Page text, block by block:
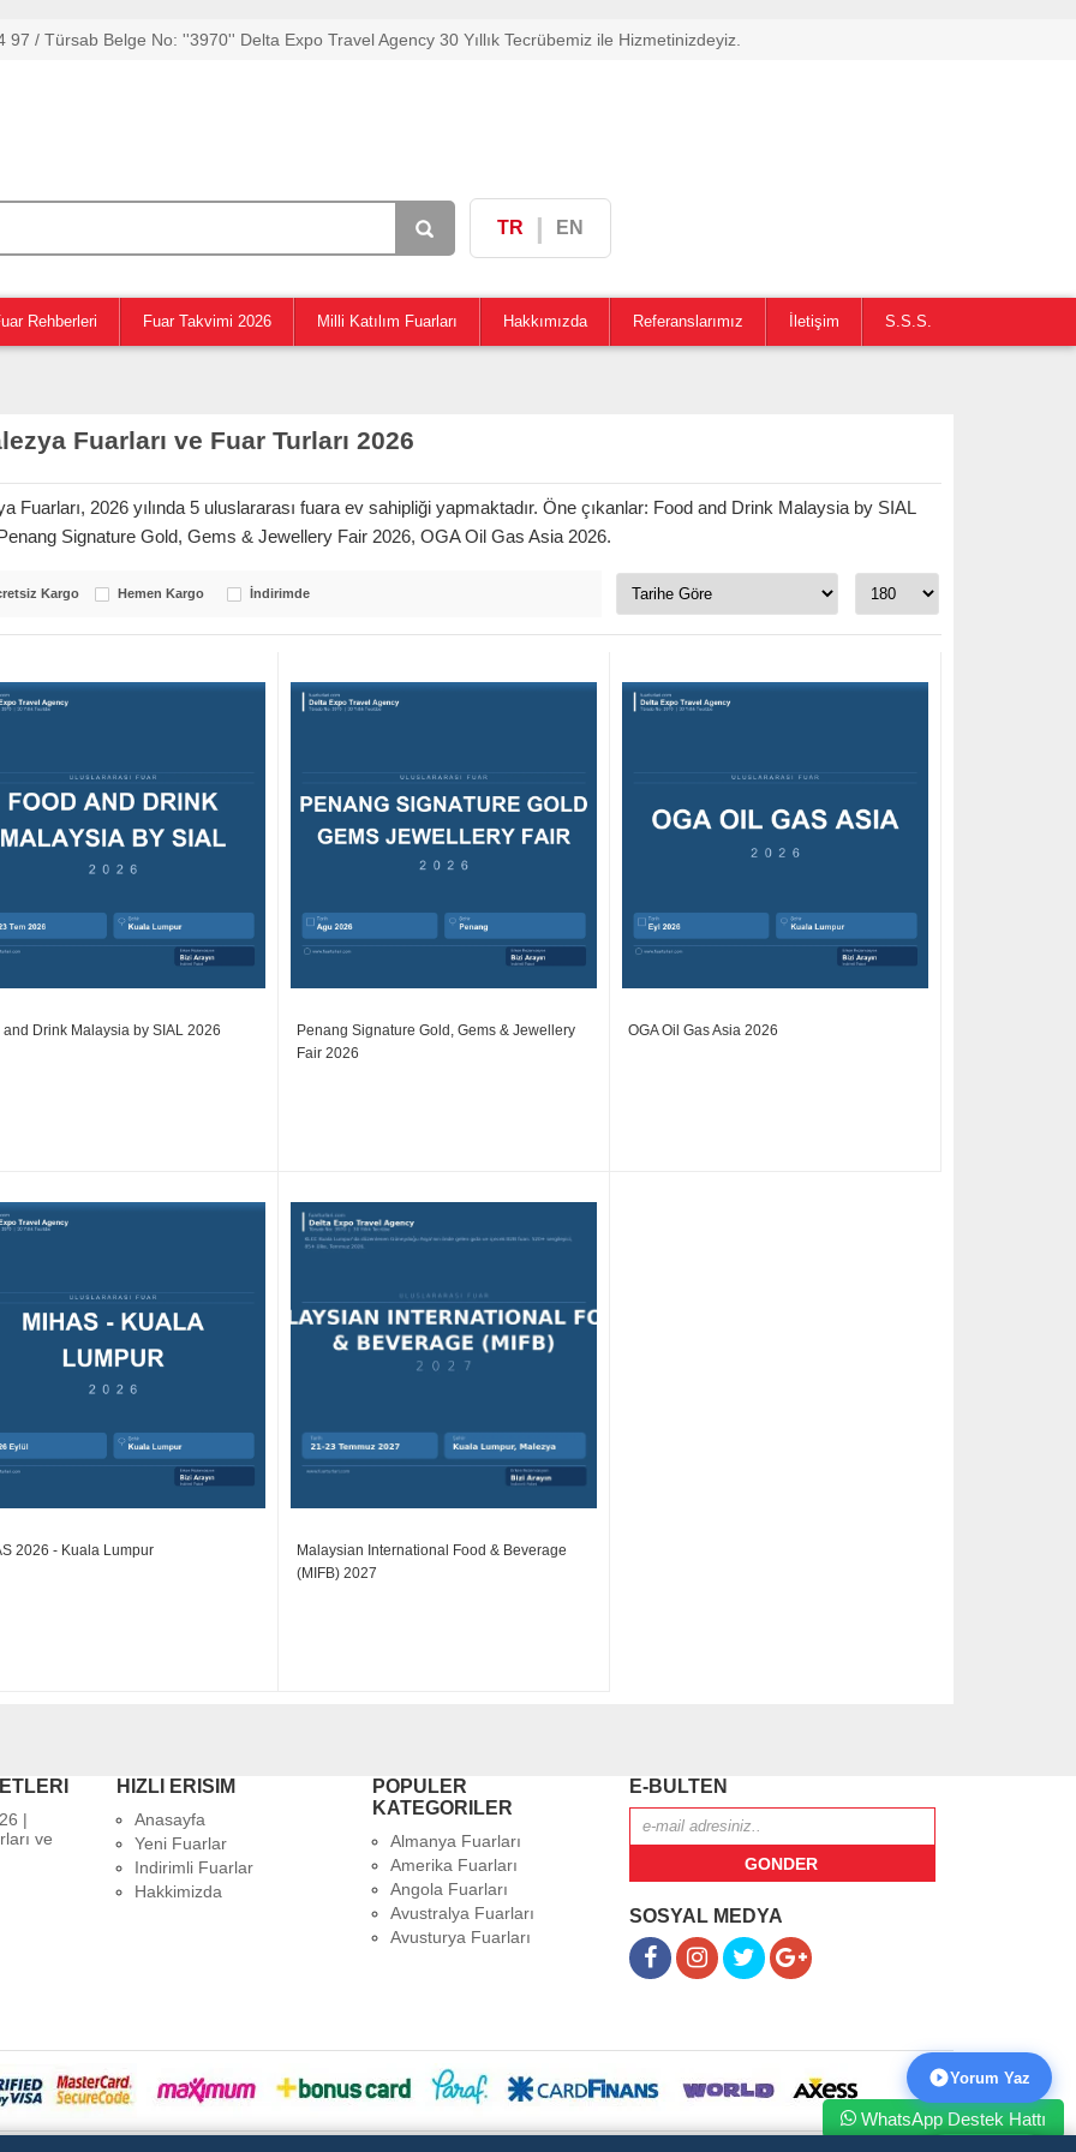
/ Türsab Belge No: ''3970'' Delta Expo Travel Agency 30 Yıllık Tecrübemiz ile Hizmetinizdeyiz.
TR | EN
Rehberleri Fuar Takvimi 2026 Milli Katılım Fuarları Hakkımızda Referanslarımız İletişim S.S.S.
Fuarları ve Fuar Turları 2026
Fuarları, 2026 yılında 5 uluslararası fuara ev sahipliği yapmaktadır. Öne çıkanlar: Food and Drink Malaysia by SIAL
Signature Gold, Gems & Jewellery Fair 2026, OGA Oil Gas Asia 2026.
Kargo Hemen Kargo İndirimde
and Drink Malaysia by SIAL 2026
Penang Signature Gold, Gems & Jewellery
Fair 2026
OGA Oil Gas Asia 2026
2026 - Kuala Lumpur
Malaysian International Food & Beverage
(MIFB) 2027
|
ve
HIZLI ERISIM
Anasayfa
Yeni Fuarlar
Indirimli Fuarlar
Hakkimizda
POPULER
KATEGORILER
Almanya Fuarları
Amerika Fuarları
Angola Fuarları
Avustralya Fuarları
Avusturya Fuarları
E-BULTEN
SOSYAL MEDYA
WhatsApp Destek Hattı
Yorum Yaz